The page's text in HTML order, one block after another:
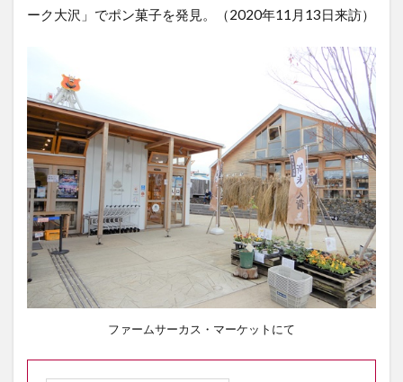
ーク大沢」でポン菓子を発見。（2020年11月13日来訪）
ファームサーカス・マーケットにて